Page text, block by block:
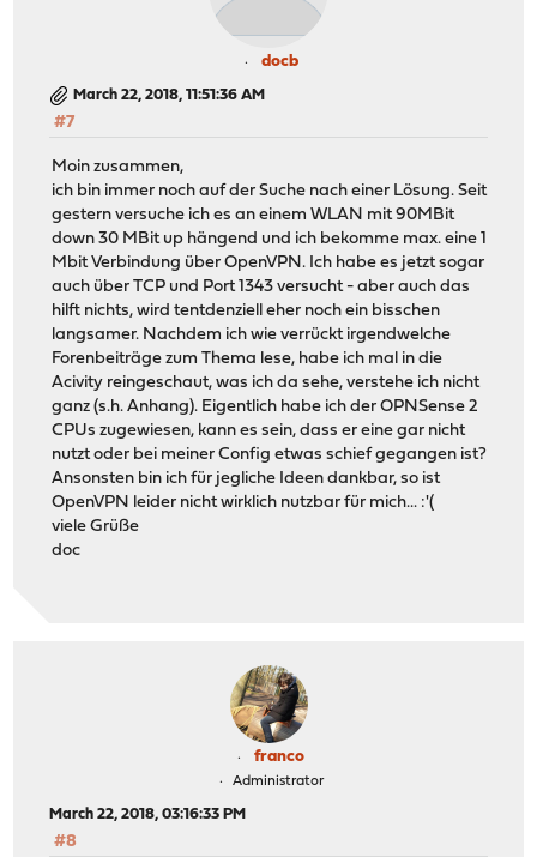
docb
March 22, 2018, 11:51:36 AM
#7
Moin zusammen,
ich bin immer noch auf der Suche nach einer Lösung. Seit
gestern versuche ich es an einem WLAN mit 90MBit
down 30 MBit up hängend und ich bekomme max. eine 1
Mbit Verbindung über OpenVPN. Ich habe es jetzt sogar
auch über TCP und Port 1343 versucht - aber auch das
hilft nichts, wird tentdenziell eher noch ein bisschen
langsamer. Nachdem ich wie verrückt irgendwelche
Forenbeiträge zum Thema lese, habe ich mal in die
Acivity reingeschaut, was ich da sehe, verstehe ich nicht
ganz (s.h. Anhang). Eigentlich habe ich der OPNSense 2
CPUs zugewiesen, kann es sein, dass er eine gar nicht
nutzt oder bei meiner Config etwas schief gegangen ist?
Ansonsten bin ich für jegliche Ideen dankbar, so ist
OpenVPN leider nicht wirklich nutzbar für mich... :'(
viele Grüße
doc
franco
Administrator
March 22, 2018, 03:16:33 PM
#8